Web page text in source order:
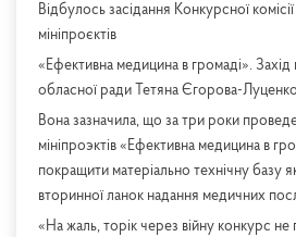
Відбулось засідання Конкурсної
мініпроєктів
«Ефективна медицина в громаді». Захід
обласної ради Тетяна Єгорова-
Вона зазначила, що за три роки
мініпроэктів «Ефективна медицина в
покращити матеріально технічну базу
вторинної ланок надання медичних
«На жаль, торік через війну конкурс не